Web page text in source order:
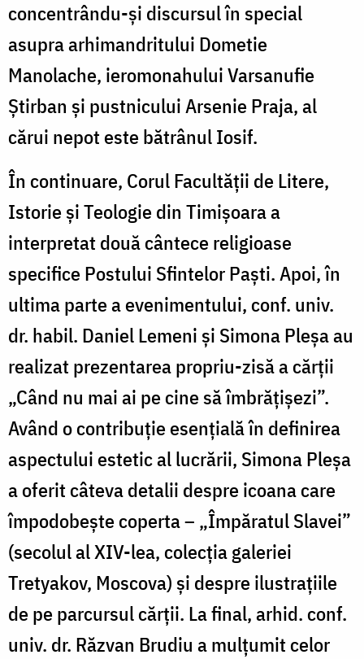
concentrându-și discursul în special
asupra arhimandritului Dometie
Manolache, ieromonahului Varsanufie
Știrban și pustnicului Arsenie Praja, al
cărui nepot este bătrânul Iosif.
În continuare, Corul Facultății de Litere,
Istorie și Teologie din Timișoara a
interpretat două cântece religioase
specifice Postului Sfintelor Paști. Apoi, în
ultima parte a evenimentului, conf. univ.
dr. habil. Daniel Lemeni și Simona Pleșa au
realizat prezentarea propriu-zisă a cărții
„Când nu mai ai pe cine să îmbrățișezi”.
Având o contribuție esențială în definirea
aspectului estetic al lucrării, Simona Pleșa
a oferit câteva detalii despre icoana care
împodobește coperta – „Împăratul Slavei”
(secolul al XIV-lea, colecția galeriei
Tretyakov, Moscova) și despre ilustrațiile
de pe parcursul cărții. La final, arhid. conf.
univ. dr. Răzvan Brudiu a mulțumit celor